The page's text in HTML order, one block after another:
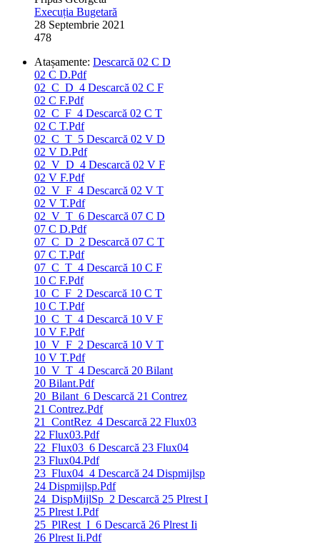
Execuția Bugetară
28 Septembrie 2021
478
Atașamente: Descarcă 02 C D
02 C D.Pdf
02_C_D_4 Descarcă 02 C F
02 C F.Pdf
02_C_F_4 Descarcă 02 C T
02 C T.Pdf
02_C_T_5 Descarcă 02 V D
02 V D.Pdf
02_V_D_4 Descarcă 02 V F
02 V F.Pdf
02_V_F_4 Descarcă 02 V T
02 V T.Pdf
02_V_T_6 Descarcă 07 C D
07 C D.Pdf
07_C_D_2 Descarcă 07 C T
07 C T.Pdf
07_C_T_4 Descarcă 10 C F
10 C F.Pdf
10_C_F_2 Descarcă 10 C T
10 C T.Pdf
10_C_T_4 Descarcă 10 V F
10 V F.Pdf
10_V_F_2 Descarcă 10 V T
10 V T.Pdf
10_V_T_4 Descarcă 20 Bilant
20 Bilant.Pdf
20_Bilant_6 Descarcă 21 Contrez
21 Contrez.Pdf
21_ContRez_4 Descarcă 22 Flux03
22 Flux03.Pdf
22_Flux03_6 Descarcă 23 Flux04
23 Flux04.Pdf
23_Flux04_4 Descarcă 24 Dispmijlsp
24 Dispmijlsp.Pdf
24_DispMijlSp_2 Descarcă 25 Plrest I
25 Plrest I.Pdf
25_PlRest_I_6 Descarcă 26 Plrest Ii
26 Plrest Ii.Pdf